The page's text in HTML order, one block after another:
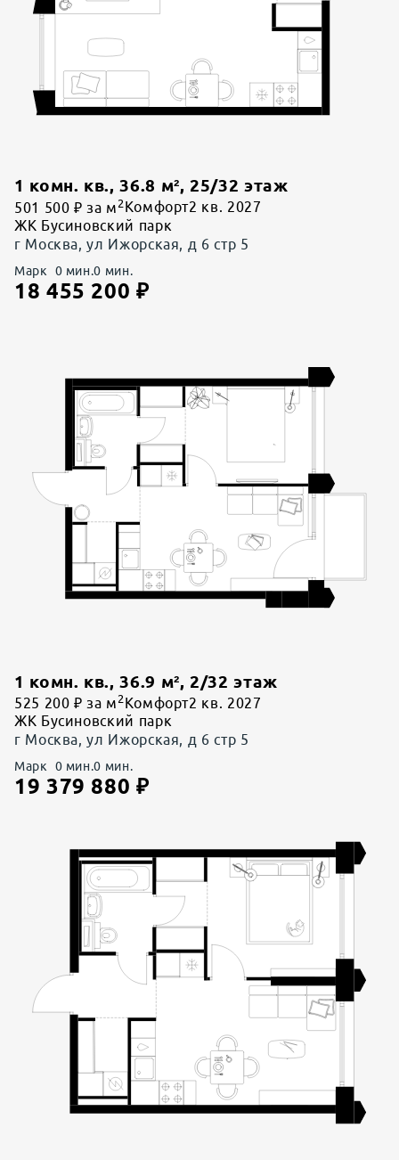
1 комн. кв., 36.8 м²,25/32 этаж
501 500 ₽ за м 2 Комфорт2 кв. 2027
ЖК Бусиновский парк
г Москва, ул Ижорская, д 6 стр 5
Марк 0 мин.0 мин.
18 455 200 ₽
1 комн. кв., 36.9 м²,2/32 этаж
525 200 ₽ за м 2 Комфорт2 кв. 2027
ЖК Бусиновский парк
г Москва, ул Ижорская, д 6 стр 5
Марк 0 мин.0 мин.
19 379 880 ₽